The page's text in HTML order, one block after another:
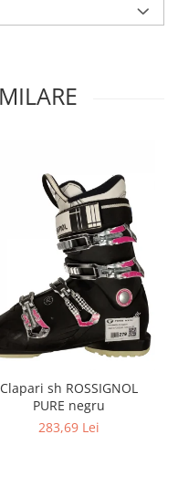
Clapari sh ROSSIGNOL
PURE negru
283,69 Lei